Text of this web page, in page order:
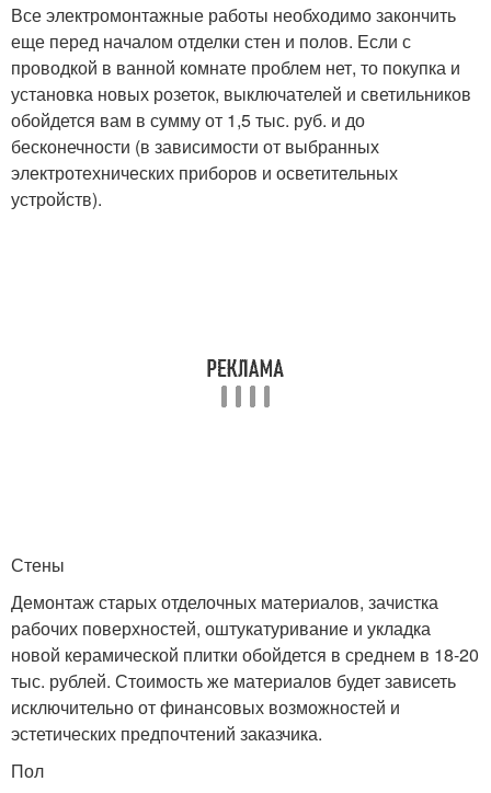
Все электромонтажные работы необходимо закончить
еще перед началом отделки стен и полов. Если с
проводкой в ванной комнате проблем нет, то покупка и
установка новых розеток, выключателей и светильников
обойдется вам в сумму от 1,5 тыс. руб. и до
бесконечности (в зависимости от выбранных
электротехнических приборов и осветительных
устройств).
Стены
Демонтаж старых отделочных материалов, зачистка
рабочих поверхностей, оштукатуривание и укладка
новой керамической плитки обойдется в среднем в 18-20
тыс. рублей. Стоимость же материалов будет зависеть
исключительно от финансовых возможностей и
эстетических предпочтений заказчика.
Пол